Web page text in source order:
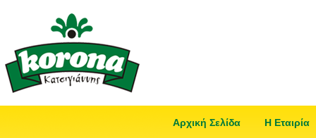
Αρχική Σελίδα Η Εταιρία